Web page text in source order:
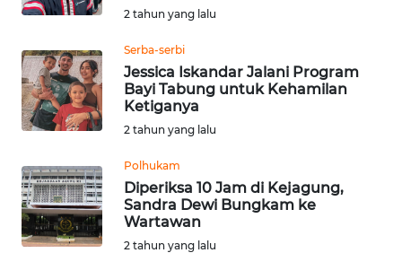
2 tahun yang lalu
Serba-serbi
Jessica Iskandar Jalani Program
Bayi Tabung untuk Kehamilan
Ketiganya
2 tahun yang lalu
Polhukam
Diperiksa 10 Jam di Kejagung,
Sandra Dewi Bungkam ke
Wartawan
2 tahun yang lalu
INFO
IKLAN
KAMI
PEDOMAN
MEDIA